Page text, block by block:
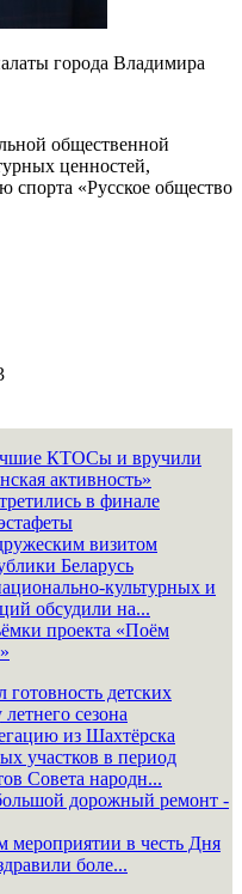
города Владимира
общественной
ценностей,
спорта «Русское общество
КТОСы и вручили
активность»
в финале
визитом
Беларусь
культурных и
обсудили на...
проекта «Поём
готовность детских
сезона
из Шахтёрска
участков в период
Совета народн...
дорожный ремонт -
мероприятии в честь Дня
боле...